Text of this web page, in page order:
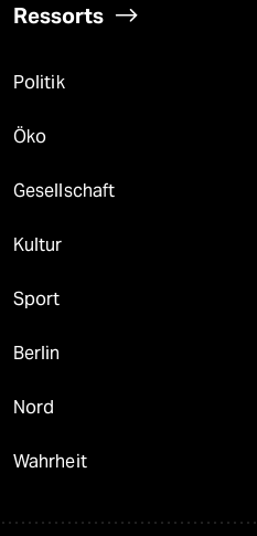
Ressorts
Politik
Öko
Gesellschaft
Kultur
Sport
Berlin
Nord
Wahrheit